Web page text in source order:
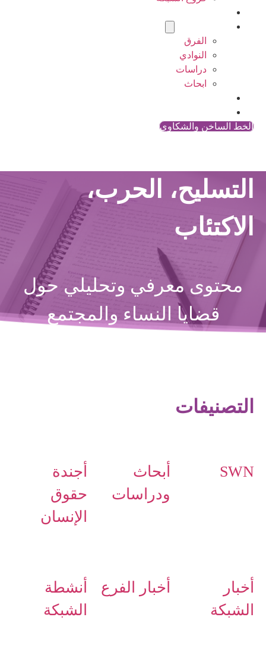
الفرق
النوادي
دراسات
ابحاث
الخط الساخن والشكاوي
التسليح، الحرب،
الاكتئاب
محتوى معرفي وتحليلي حول
قضايا النساء والمجتمع
التصنيفات
SWN
أبحاث
ودراسات
أجندة
حقوق
الإنسان
أخبار
الشبكة
أخبار الفرع
أنشطة
الشبكة